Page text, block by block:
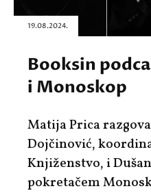
19.08.2024.
Booksin
i Monoskop
Matija Prica
Dojčinović,
Knjiženstvo, i
pokretačem